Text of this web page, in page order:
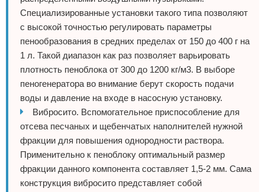
Специализированные установки такого типа позволяют
с высокой точностью регулировать параметры
пенообразования в средних пределах от 150 до 400 г на
1 л. Такой диапазон как раз позволяет варьировать
плотность пеноблока от 300 до 1200 кг/м3. В выборе
пеногенератора во внимание берут скорость подачи
воды и давление на входе в насосную установку.
Вибросито. Вспомогательное приспособление для
отсева песчаных и щебенчатых наполнителей нужной
фракции для повышения однородности раствора.
Применительно к пеноблоку оптимальный размер
фракции данного компонента составляет 1,5-2 мм. Сама
конструкция вибросито представляет собой